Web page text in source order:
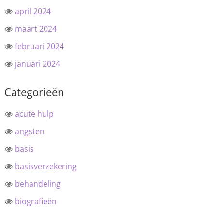
april 2024
maart 2024
februari 2024
januari 2024
Categorieën
acute hulp
angsten
basis
basisverzekering
behandeling
biografieën